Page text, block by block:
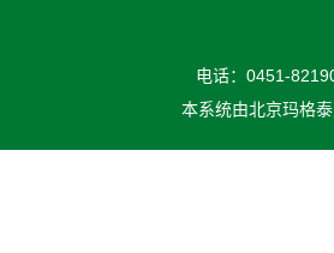
电话：0451-
本系统由北京玛格